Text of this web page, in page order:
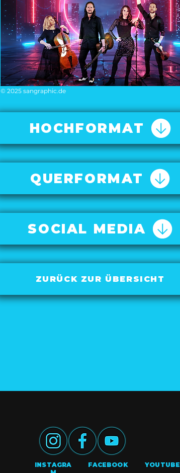
© 2025 sangraphic.de
HOCHFORMAT
QUERFORMAT
SOCIAL MEDIA
ZURÜCK ZUR ÜBERSICHT
INSTAGRA
FACEBOOK YOUTUBE